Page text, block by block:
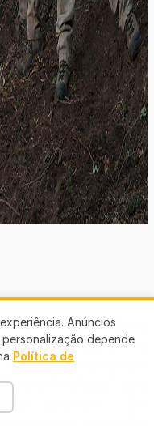
em 1989. Este
um cinegrafista
Pode ser um
footage” que
preciso. Do
Anúncios
depende
Política de